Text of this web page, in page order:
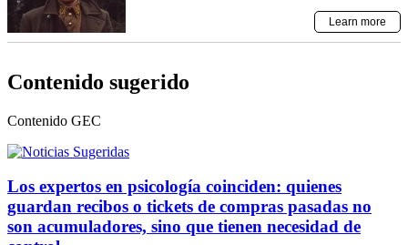
Contenido sugerido
Contenido GEC
Los expertos en psicología coinciden: quienes
guardan recibos o tickets de compras pasadas no
son acumuladores, sino que tienen necesidad de